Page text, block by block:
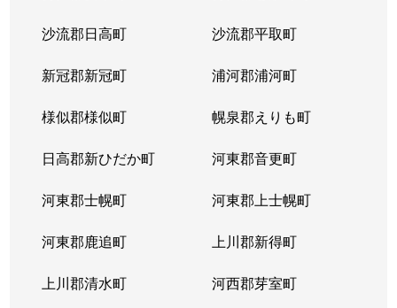
沙流郡日高町 沙流郡平取町
新冠郡新冠町 浦河郡浦河町
様似郡様似町 幌泉郡えりも町
日高郡新ひだか町 河東郡音更町
河東郡士幌町 河東郡上士幌町
河東郡鹿追町 上川郡新得町
上川郡清水町 河西郡芽室町